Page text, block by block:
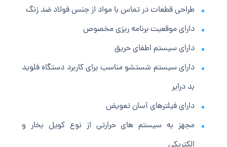
طراحی قطعات در تماس با مواد از جنس فولاد ضد زنگ
دارای موقعیت برنامه ریزی مخصوص
دارای سیستم اطفای حریق
دارای سیستم شستشو مناسب برای کاربرد دستگاه فلوید
بد درایر
دارای فیلترهای آسان تعویض
مجهز به سیستم های حرارتی از نوع کویل بخار و